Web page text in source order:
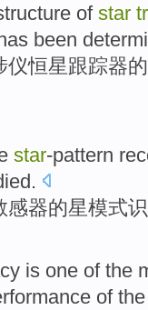
of star
been
仪恒星跟踪器的
star-pattern
.
感器的星模式
is one ofthe
of